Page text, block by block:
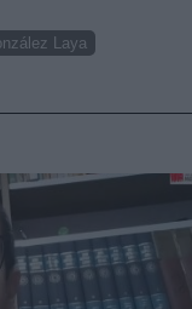
Laya